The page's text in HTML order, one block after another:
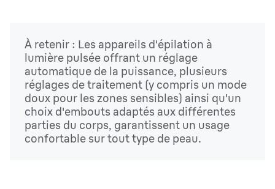
À retenir : Les appareils d'épilation à
lumière pulsée offrant un réglage
automatique de la puissance, plusieurs
réglages de traitement (y compris un mode
doux pour les zones sensibles) ainsi qu'un
choix d'embouts adaptés aux différentes
parties du corps, garantissent un usage
confortable sur tout type de peau.